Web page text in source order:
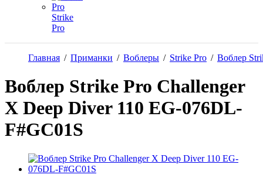
Strike
Pro
Главная / Приманки / Воблеры / Strike Pro / Воблер
Воблер Strike Pro Challenger
X Deep Diver 110 EG-076DL-
F#GC01S